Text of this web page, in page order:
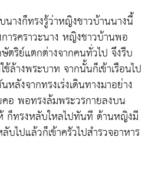
นางก็ทรงรู้ว่าหญิงชาวบ้านนางนี้
ารคราวะนาง หญิงชาวบ้านพอ
ตริย์แตกต่างจากคนทั่วไป จึงรีบ
ล้างพระบาท จากนั้นก็เข้าเรือนไป
ลังจากทรงเร่งเดินทางมาอย่าง
อ พอทรงล้มพระวรกายลงบน
ก็ทรงหลับใหลไปทันที ด้านหญิงมี
ไปแล้วก็เข้าครัวไปสำรวจอาหาร